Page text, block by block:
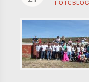
FOTOBLOG